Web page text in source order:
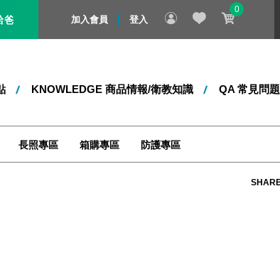
就是最好的父親節禮物！即日起 ～ 8/31 止，全站消
加入會員 登入
0
KNOWLEDGE 商品情報/衛教知識 QA 常見問題
長照專區 箱購專區 防護專區